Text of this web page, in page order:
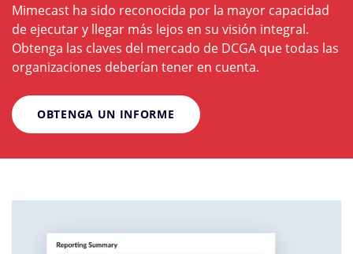
Mimecast ha sido reconocida por la mayor capacidad
de ejecutar y llegar más lejos en su visión integral.
Obtenga las claves del mercado de DCGA que todas las
organizaciones deberían tener en cuenta.
OBTENGA UN INFORME